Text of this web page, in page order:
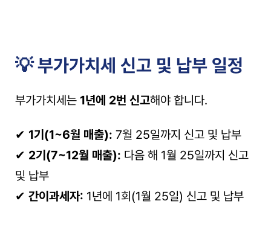
💡 부가가치세 신고 및 납부 일정
부가가치세는 1년에 2번 신고해야 합니다.
✔ 1기(1~6월 매출): 7월 25일까지 신고 및 납부
✔ 2기(7~12월 매출): 다음 해 1월 25일까지 신고
및 납부
✔ 간이과세자: 1년에 1회(1월 25일) 신고 및 납부